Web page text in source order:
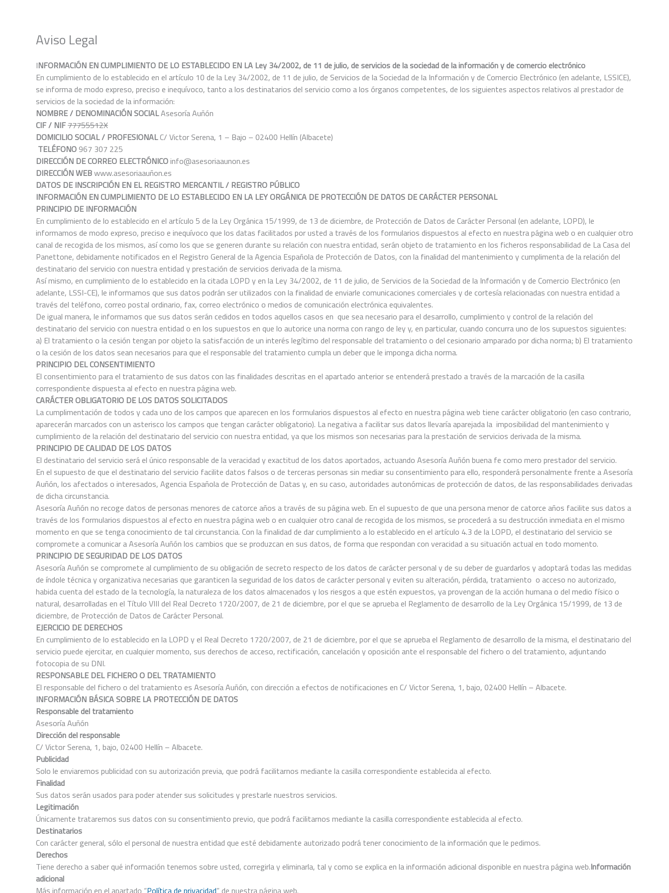
Aviso Legal
INFORMACIÓN EN CUMPLIMIENTO DE LO ESTABLECIDO EN LA Ley 34/2002, de 11 de julio, de servicios de la sociedad de la información y de comercio electrónico
En cumplimiento de lo establecido en el artículo 10 de la Ley 34/2002, de 11 de julio, de Servicios de la Sociedad de la Información y de Comercio Electrónico (en adelante, LSSICE),
se informa de modo expreso, preciso e inequívoco, tanto a los destinatarios del servicio como a los órganos competentes, de los siguientes aspectos relativos al prestador de
servicios de la sociedad de la información:
NOMBRE / DENOMINACIÓN SOCIALAsesoría Auñón
CIF / NIF77755512X
DOMICILIO SOCIAL / PROFESIONALC/ Victor Serena, 1 – Bajo – 02400 Hellín (Albacete)
TELÉFONO 967 307 225
DIRECCIÓN DE CORREO ELECTRÓNICOinfo@asesoriaaunon.es
DIRECCIÓN WEBwww.asesoriaauñon.es
DATOS DE INSCRIPCIÓN EN EL REGISTRO MERCANTIL / REGISTRO PÚBLICO
INFORMACIÓN EN CUMPLIMIENTO DE LO ESTABLECIDO EN LA LEY ORGÁNICA DE PROTECCIÓN DE DATOS DE CARÁCTER PERSONAL
PRINCIPIO DE INFORMACIÓN
En cumplimiento de lo establecido en el artículo 5 de la Ley Orgánica 15/1999, de 13 de diciembre, de Protección de Datos de Carácter Personal (en adelante, LOPD), le
informamos de modo expreso, preciso e inequívoco que los datas facilitados por usted a través de los formularios dispuestos al efecto en nuestra página web o en cualquier otro
canal de recogida de los mismos, así como los que se generen durante su relación con nuestra entidad, serán objeto de tratamiento en los ficheros responsabilidad de La Casa del
Panettone, debidamente notificados en el Registro General de la Agencia Española de Protección de Datos, con la finalidad del mantenimiento y cumplimenta de la relación del
destinatario del servicio con nuestra entidad y prestación de servicios derivada de la misma.
Así mismo, en cumplimiento de lo establecido en la citada LOPD y en la Ley 34/2002, de 11 de julio, de Servicios de la Sociedad de la Información y de Comercio Electrónico (en
adelante, LSSI-CE), le informamos que sus datos podrán ser utilizados con la finalidad de enviarle comunicaciones comerciales y de cortesía relacionadas con nuestra entidad a
través del teléfono, correo postal ordinario, fax, correo electrónico o medios de comunicación electrónica equivalentes.
De igual manera, le informamos que sus datos serán cedidos en todos aquellos casos en que sea necesario para el desarrollo, cumplimiento y control de la relación del
destinatario del servicio con nuestra entidad o en los supuestos en que lo autorice una norma con rango de ley y, en particular, cuando concurra uno de los supuestos siguientes:
a) El tratamiento o la cesión tengan por objeto la satisfacción de un interés legítimo del responsable del tratamiento o del cesionario amparado por dicha norma; b) El tratamiento
o la cesión de los datos sean necesarios para que el responsable del tratamiento cumpla un deber que le imponga dicha norma.
PRINCIPIO DEL CONSENTIMIENTO
El consentimiento para el tratamiento de sus datos con las finalidades descritas en el apartado anterior se entenderá prestado a través de la marcación de la casilla
correspondiente dispuesta al efecto en nuestra página web.
CARÁCTER OBLIGATORIO DE LOS DATOS SOLICITADOS
La cumplimentación de todos y cada uno de los campos que aparecen en los formularios dispuestos al efecto en nuestra página web tiene carácter obligatorio (en caso contrario,
aparecerán marcados con un asterisco los campos que tengan carácter obligatorio). La negativa a facilitar sus datos llevaría aparejada la imposibilidad del mantenimiento y
cumplimiento de la relación del destinatario del servicio con nuestra entidad, ya que los mismos son necesarias para la prestación de servicios derivada de la misma.
PRINCIPIO DE CALIDAD DE LOS DATOS
El destinatario del servicio será el único responsable de la veracidad y exactitud de los datos aportados, actuando Asesoría Auñón buena fe como mero prestador del servicio.
En el supuesto de que el destinatario del servicio facilite datos falsos o de terceras personas sin mediar su consentimiento para ello, responderá personalmente frente a Asesoría
Auñón, los afectados o interesados, Agencia Española de Protección de Datas y, en su caso, autoridades autonómicas de protección de datos, de las responsabilidades derivadas
de dicha circunstancia.
Asesoría Auñón no recoge datos de personas menores de catorce años a través de su página web. En el supuesto de que una persona menor de catorce años facilite sus datos a
través de los formularios dispuestos al efecto en nuestra página web o en cualquier otro canal de recogida de los mismos, se procederá a su destrucción inmediata en el mismo
momento en que se tenga conocimiento de tal circunstancia. Con la finalidad de dar cumplimiento a lo establecido en el artículo 4.3 de la LOPD, el destinatario del servicio se
compromete a comunicar a Asesoría Auñón los cambios que se produzcan en sus datos, de forma que respondan con veracidad a su situación actual en todo momento.
PRINCIPIO DE SEGURIDAD DE LOS DATOS
Asesoría Auñón se compromete al cumplimiento de su obligación de secreto respecto de los datos de carácter personal y de su deber de guardarlos y adoptará todas las medidas
de índole técnica y organizativa necesarias que garanticen la seguridad de los datos de carácter personal y eviten su alteración, pérdida, tratamiento o acceso no autorizado,
habida cuenta del estado de la tecnología, la naturaleza de los datos almacenados y los riesgos a que estén expuestos, ya provengan de la acción humana o del medio físico o
natural, desarrolladas en el Título VIII del Real Decreto 1720/2007, de 21 de diciembre, por el que se aprueba el Reglamento de desarrollo de la Ley Orgánica 15/1999, de 13 de
diciembre, de Protección de Datos de Carácter Personal.
EJERCICIO DE DERECHOS
En cumplimiento de lo establecido en la LOPD y el Real Decreto 1720/2007, de 21 de diciembre, por el que se aprueba el Reglamento de desarrollo de la misma, el destinatario del
servicio puede ejercitar, en cualquier momento, sus derechos de acceso, rectificación, cancelación y oposición ante el responsable del fichero o del tratamiento, adjuntando
fotocopia de su DNI.
RESPONSABLE DEL FICHERO O DEL TRATAMIENTO
El responsable del fichero o del tratamiento es Asesoría Auñón, con dirección a efectos de notificaciones en C/ Victor Serena, 1, bajo, 02400 Hellín – Albacete.
INFORMACIÓN BÁSICA SOBRE LA PROTECCIÓN DE DATOS
Responsable del tratamiento
Asesoría Auñón
Dirección del responsable
C/ Victor Serena, 1, bajo, 02400 Hellín – Albacete.
Publicidad
Solo le enviaremos publicidad con su autorización previa, que podrá facilitarnos mediante la casilla correspondiente establecida al efecto.
Finalidad
Sus datos serán usados para poder atender sus solicitudes y prestarle nuestros servicios.
Legitimación
Únicamente trataremos sus datos con su consentimiento previo, que podrá facilitarnos mediante la casilla correspondiente establecida al efecto.
Destinatarios
Con carácter general, sólo el personal de nuestra entidad que esté debidamente autorizado podrá tener conocimiento de la información que le pedimos.
Derechos
Tiene derecho a saber qué información tenemos sobre usted, corregirla y eliminarla, tal y como se explica en la información adicional disponible en nuestra página web.Información
adicional
Más información en el apartado “Política de privacidad” de nuestra página web.